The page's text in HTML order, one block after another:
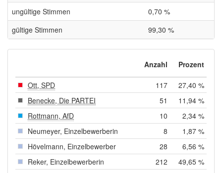
ungültige Stimmen
0,70 %
gültige Stimmen
99,30 %
Anzahl Prozent
Ott, SPD 117
27,40 %
Benecke, Die PARTEI
51
11,94 %
Rottmann, AfD
10
2,34 %
Neumeyer, Einzelbewerberin
8
1,87 %
Hövelmann, Einzelbewerber
28
6,56 %
Reker, Einzelbewerberin
212
49,65 %